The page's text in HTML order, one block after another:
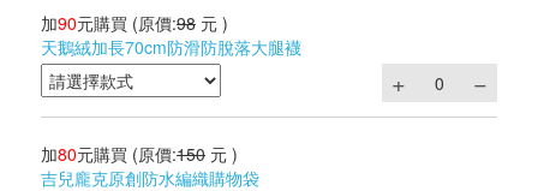
加90元購買 (原價:98 元 )
天鵝絨加長70cm防滑防脫落大腿襪
加80元購買 (原價:150 元 )
吉兒龐克原創防水編織購物袋